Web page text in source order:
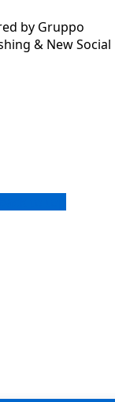
by Gruppo
& New Social